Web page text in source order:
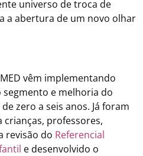
universo de troca de
a abertura de um novo olhar
vêm implementando
segmento e melhoria do
zero a seis anos. Já foram
professores,
revisão do Referencial
e desenvolvido o